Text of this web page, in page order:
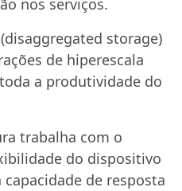
nos serviços.
storage)
de hiperescala
a produtividade do
trabalha com o
do dispositivo
de resposta